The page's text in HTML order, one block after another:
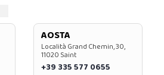
AOSTA
Località Grand Chemin, 30,
11020 Saint
+39 335 577 0655